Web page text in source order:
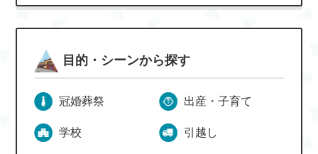
目的・シーンから探す
冠婚葬祭 出産・子育て
学校 引越し